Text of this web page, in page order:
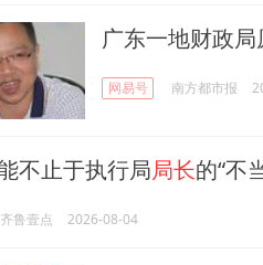
广东一地财政局
网易号 南方都市报
不止于执行局局长的“不
齐鲁壹点 2026-08-04